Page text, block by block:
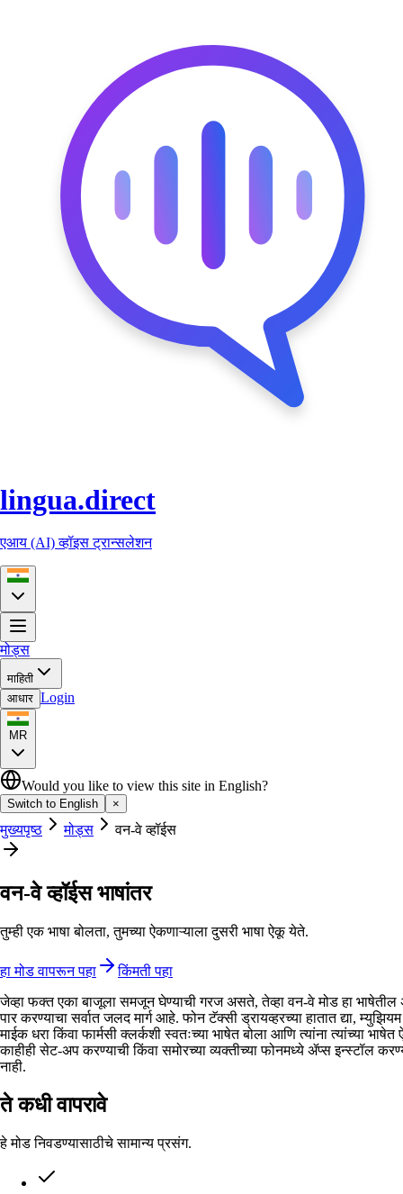
lingua.direct
एआय (AI) व्हॉइस ट्रान्सलेशन
मोड्स
माहिती
आधार Login
MR
Would you like to view this site in English?
Switch to English ×
मुख्यपृष्ठ मोड्स वन-वे व्हॉईस
वन-वे व्हॉईस भाषांतर
तुम्ही एक भाषा बोलता, तुमच्या ऐकणाऱ्याला दुसरी भाषा ऐकू येते.
हा मोड वापरून पहा
किंमती पहा
जेव्हा फक्त एका बाजूला समजून घेण्याची गरज असते, तेव्हा वन-वे मोड हा
पार करण्याचा सर्वात जलद मार्ग आहे. फोन टॅक्सी ड्रायव्हरच्या हातात द्या,
माईक धरा किंवा फार्मसी क्लर्कशी स्वतःच्या भाषेत बोला आणि त्यांना त्यांच्या भाषेत
काहीही सेट-अप करण्याची किंवा समोरच्या व्यक्तीच्या फोनमध्ये ॲप्स इन्स्टॉल
नाही.
ते कधी वापरावे
हे मोड निवडण्यासाठीचे सामान्य प्रसंग.